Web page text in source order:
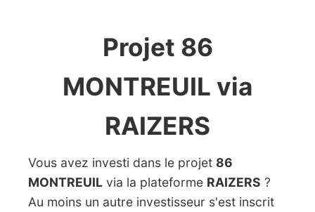
Projet 86
MONTREUIL via
RAIZERS
Vous avez investi dans le projet 86
MONTREUIL via la plateforme RAIZERS ?
Au moins un autre investisseur s'est inscrit